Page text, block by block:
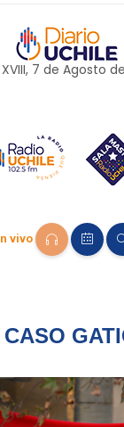
7 de Agosto
vivo
CASO